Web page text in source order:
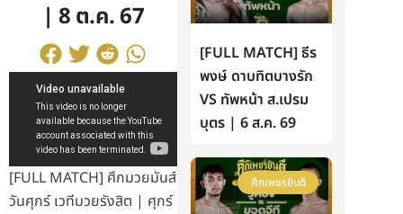
| 8 ต.ค. 67
[FULL MATCH] ศึกมวยมันส์
วันศุกร์ เวทีมวยรังสิต | ศุกร์
[FULL MATCH] ธีร
พงษ์ ดาบทิตบางรัก
VS ทัพหน้า ส.เปรม
บุตร | 6 ส.ค. 69
ศึกเพชรยินดี